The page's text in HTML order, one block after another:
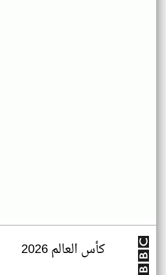
كأس العالم 2026